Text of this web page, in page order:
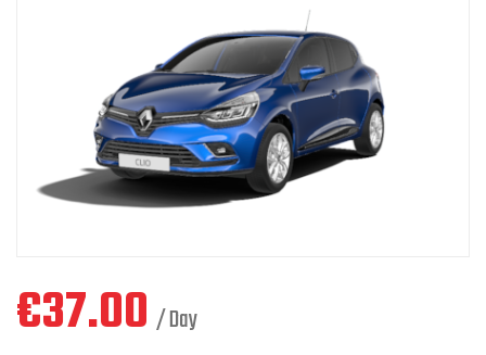
€37.00 / Day